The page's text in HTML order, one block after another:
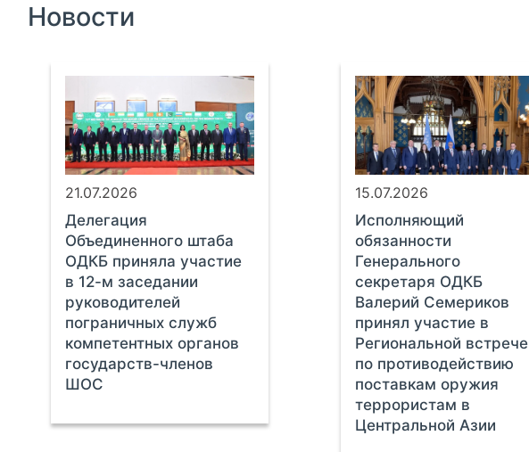
Новости
21.07.2026
Делегация
Объединенного штаба
ОДКБ приняла участие
в 12-м заседании
руководителей
пограничных служб
компетентных органов
государств-членов
ШОС
15.07.2026
Исполняющий
обязанности
Генерального
секретаря ОДКБ
Валерий Семериков
принял участие в
Региональной встрече
по противодействию
поставкам оружия
террористам в
Центральной Азии